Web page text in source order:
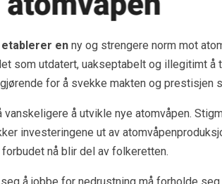
en ny og strengere norm mot
som utdatert, uakseptabelt og illegitimt å
for å svekke makten og prestisjen
vanskeligere å utvikle nye atomvåpen.
investeringene ut av
nå blir del av folkeretten.